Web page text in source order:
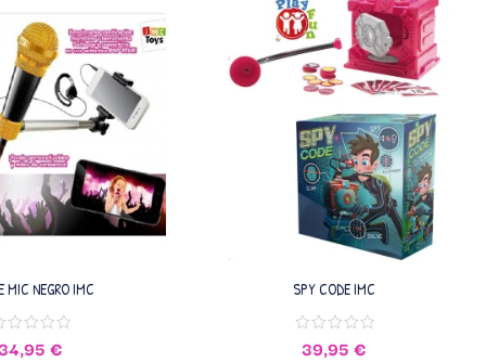
MIC NEGRO IMC
€
SPY CODE IMC
39,95 €